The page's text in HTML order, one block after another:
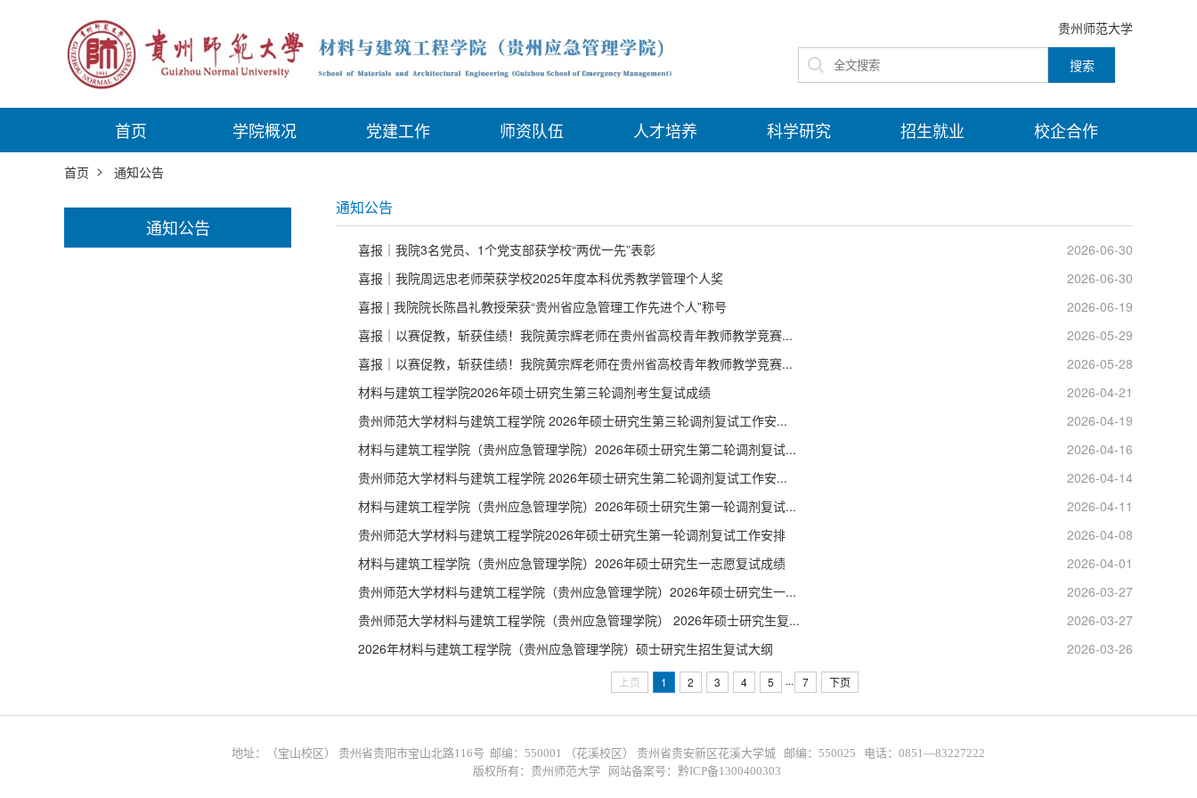
贵州师范大学
首页 学院概况 党建工作 师资队伍 人才培养 科学研究 招生就业 校企合作
首页 > 通知公告
通知公告
通知公告
喜报｜我院3名党员、1个党支部获学校“两优一先”表彰
2026-06-30
喜报｜我院周远忠老师荣获学校2025年度本科优秀教学管理个人奖
2026-06-30
喜报 | 我院院长陈昌礼教授荣获“贵州省应急管理工作先进个人”称号
2026-06-19
喜报｜以赛促教，斩获佳绩！我院黄宗辉老师在贵州省高校青年教师教学竞赛...
2026-05-29
喜报｜以赛促教，斩获佳绩！我院黄宗辉老师在贵州省高校青年教师教学竞赛...
2026-05-28
材料与建筑工程学院2026年硕士研究生第三轮调剂考生复试成绩
2026-04-21
贵州师范大学材料与建筑工程学院 2026年硕士研究生第三轮调剂复试工作安...
2026-04-19
材料与建筑工程学院（贵州应急管理学院）2026年硕士研究生第二轮调剂复试...
2026-04-16
贵州师范大学材料与建筑工程学院 2026年硕士研究生第二轮调剂复试工作安...
2026-04-14
材料与建筑工程学院（贵州应急管理学院）2026年硕士研究生第一轮调剂复试...
2026-04-11
贵州师范大学材料与建筑工程学院2026年硕士研究生第一轮调剂复试工作安排
2026-04-08
材料与建筑工程学院（贵州应急管理学院）2026年硕士研究生一志愿复试成绩
2026-04-01
贵州师范大学材料与建筑工程学院（贵州应急管理学院）2026年硕士研究生一...
2026-03-27
贵州师范大学材料与建筑工程学院（贵州应急管理学院） 2026年硕士研究生复...
2026-03-27
2026年材料与建筑工程学院（贵州应急管理学院）硕士研究生招生复试大纲
2026-03-26
上页 1 2 3 4 5 ... 7 下页
地址：（宝山校区） 贵州省贵阳市宝山北路116号 邮编：550001 （花溪校区） 贵州省贵安新区花溪大学城 邮编：550025 电话：0851—83227222
版权所有：贵州师范大学 网站备案号：黔ICP备1300400303